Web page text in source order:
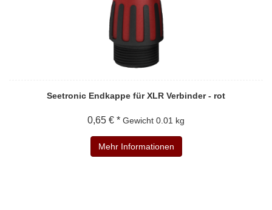
Seetronic Endkappe für XLR Verbinder - rot
0,65 € * Gewicht 0.01 kg
Mehr Informationen